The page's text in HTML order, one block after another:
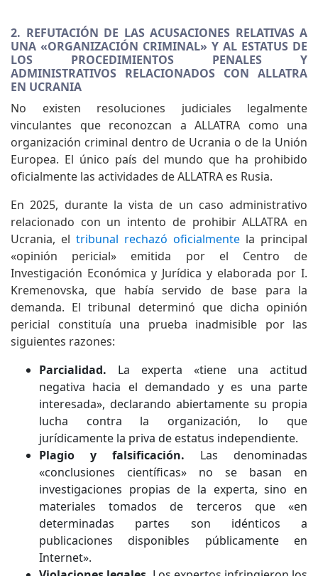
2. REFUTACIÓN DE LAS ACUSACIONES RELATIVAS A
UNA «ORGANIZACIÓN CRIMINAL» Y AL ESTATUS DE
LOS PROCEDIMIENTOS PENALES Y
ADMINISTRATIVOS RELACIONADOS CON ALLATRA
EN UCRANIA
No existen resoluciones judiciales legalmente
vinculantes que reconozcan a ALLATRA como una
organización criminal dentro de Ucrania o de la Unión
Europea. El único país del mundo que ha prohibido
oficialmente las actividades de ALLATRA es Rusia.
En 2025, durante la vista de un caso administrativo
relacionado con un intento de prohibir ALLATRA en
Ucrania, el tribunal rechazó oficialmente la principal
«opinión pericial» emitida por el Centro de
Investigación Económica y Jurídica y elaborada por I.
Kremenovska, que había servido de base para la
demanda. El tribunal determinó que dicha opinión
pericial constituía una prueba inadmisible por las
siguientes razones:
Parcialidad. La experta «tiene una actitud
negativa hacia el demandado y es una parte
interesada», declarando abiertamente su propia
lucha contra la organización, lo que
jurídicamente la priva de estatus independiente.
Plagio y falsificación. Las denominadas
«conclusiones científicas» no se basan en
investigaciones propias de la experta, sino en
materiales tomados de terceros que «en
determinadas partes son idénticos a
publicaciones disponibles públicamente en
Internet».